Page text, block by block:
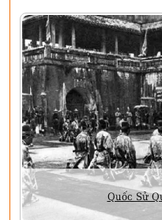
Quốc Sử